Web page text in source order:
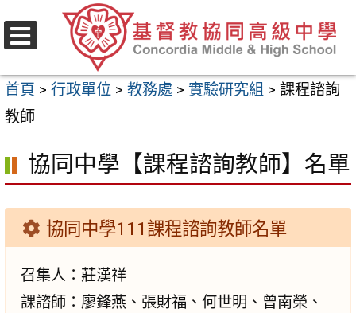
至
要
內
區
首頁 > 行政單位 > 教務處 > 實驗研究組 > 課程諮詢
教師
協同中學【課程諮詢教師】名單
協同中學111課程諮詢教師名單
召集人：莊漢祥
課諮師：廖鋒燕、張財福、何世明、曾南榮、
選
單